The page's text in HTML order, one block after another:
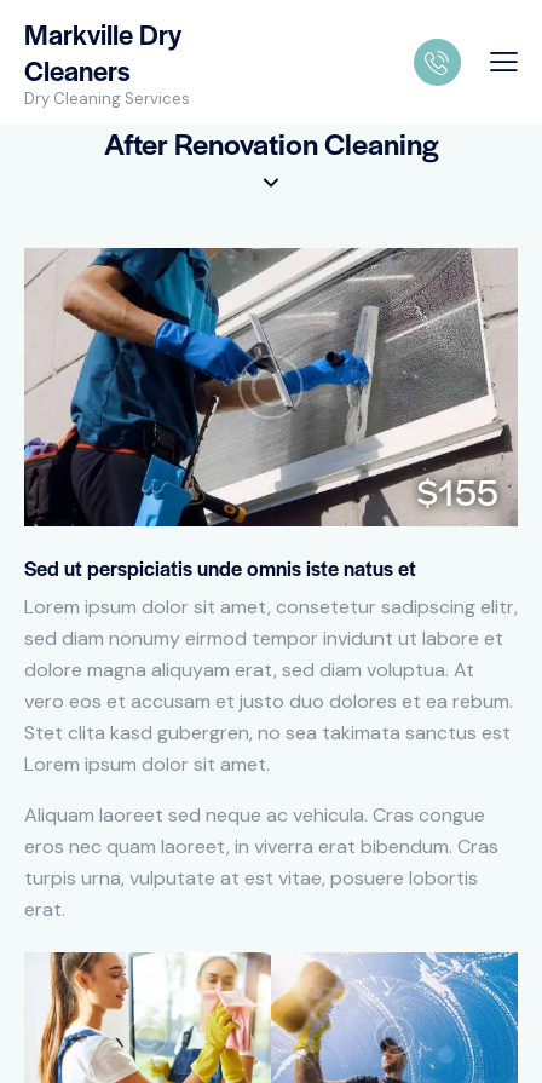
Markville Dry
Cleaners
Dry Cleaning Services
After Renovation Cleaning
$155
Sed ut perspiciatis unde omnis iste natus et
Lorem ipsum dolor sit amet, consetetur sadipscing elitr,
sed diam nonumy eirmod tempor invidunt ut labore et
dolore magna aliquyam erat, sed diam voluptua. At
vero eos et accusam et justo duo dolores et ea rebum.
Stet clita kasd gubergren, no sea takimata sanctus est
Lorem ipsum dolor sit amet.
Aliquam laoreet sed neque ac vehicula. Cras congue
eros nec quam laoreet, in viverra erat bibendum. Cras
turpis urna, vulputate at est vitae, posuere lobortis
erat.